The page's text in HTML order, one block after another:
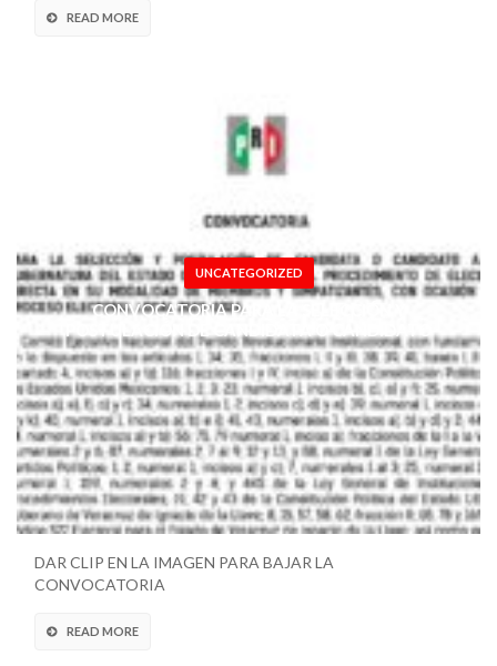
READ MORE
UNCATEGORIZED
CONVOCATORIA PARA LA SELECCIÓN Y
POSTULACIÓN DE CANDIDATA O CANDIDATO
A LA GUBERNATURA DEL ESTADO DE
VERACRUZ POR EL PROCEDIMIENTO DE
ELECCIÓN DIRECTA EN SU MODALIDAD DE
MIEMBROS Y SIMPATIZANTES, CON OCASIÓN
DEL PROCESO ELECTORAL LOCAL 2023-2024.
DAR CLIP EN LA IMAGEN PARA BAJAR LA
CONVOCATORIA
READ MORE